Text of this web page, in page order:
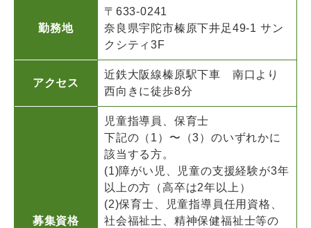
勤務地
〒633-0241
奈良県宇陀市榛原下井足49-1 サン
クシティ3F
アクセス
近鉄大阪線榛原駅下車 南口より
西向きに徒歩8分
募集資格
児童指導員、保育士
下記の（1）〜（3）のいずれかに
該当する方。
(1)障がい児、児童の支援経験が3年
以上の方（高卒は2年以上）
(2)保育士、児童指導員任用資格、
社会福祉士、精神保健福祉士等の